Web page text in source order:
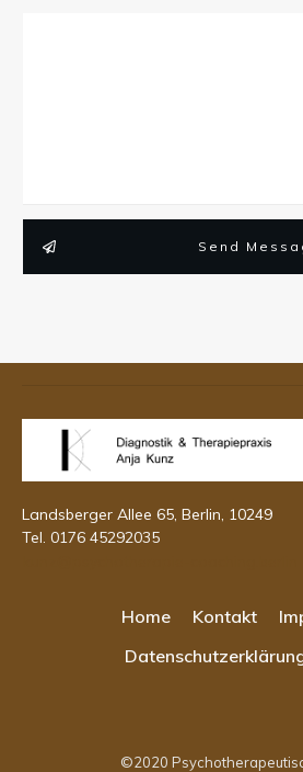
Send
Landsberger Allee 65, Berlin, 10249
Tel. 0176 45292035
Home Kontakt
©2020